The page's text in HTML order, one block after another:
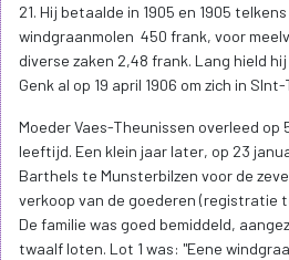
21. Hij betaalde in 1905 en 1905
windgraanmolen 450 frank, voor
diverse zaken 2,48 frank. Lang hield
Genk al op 19 april 1906 om zich in
Moeder Vaes-Theunissen overleed op
leeftijd. Een klein jaar later, op 23
Barthels te Munsterbilzen voor de
verkoop van de goederen (registratie
De familie was goed bemiddeld,
twaalf loten. Lot 1 was: "Eene